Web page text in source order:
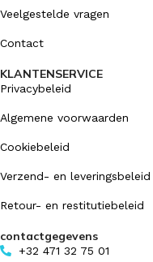
Veelgestelde vragen
Contact
KLANTENSERVICE
Privacybeleid
Algemene voorwaarden
Cookiebeleid
Verzend- en leveringsbeleid
Retour- en restitutiebeleid
contactgegevens
+32 471 32 75 01